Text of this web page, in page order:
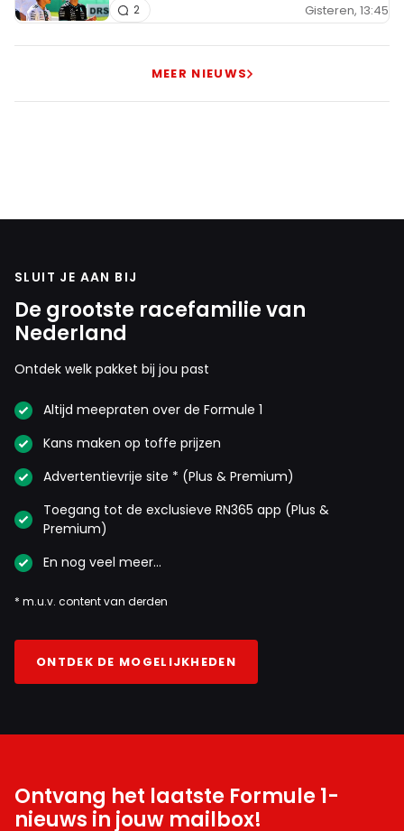
Gisteren, 13:45
2
MEER NIEUWS
SLUIT JE AAN BIJ
De grootste racefamilie van
Nederland
Ontdek welk pakket bij jou past
Altijd meepraten over de Formule 1
Kans maken op toffe prijzen
Advertentievrije site * (Plus & Premium)
Toegang tot de exclusieve RN365 app (Plus &
Premium)
En nog veel meer…
* m.u.v. content van derden
ONTDEK DE MOGELIJKHEDEN
Ontvang het laatste Formule 1-
nieuws in jouw mailbox!